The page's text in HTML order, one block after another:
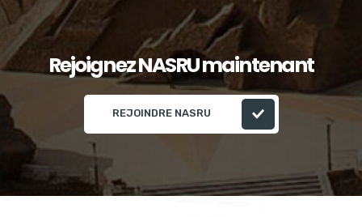
Rejoignez NASRU maintenant
REJOINDRE NASRU